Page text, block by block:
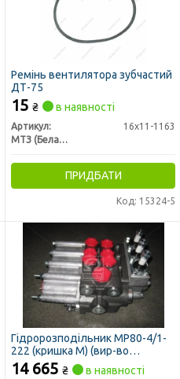
Ремінь вентилятора зубчастий
ДТ-75
15 ₴ в наявності
Артикул:
16х11-1163
МТЗ (Беларусь)
ПРИДБАТИ
Код: 15324-5
Гідророзподільник МР80-4/1-
222 (кришка М) (вир-во
Гідросила)
14 665 ₴ в наявності